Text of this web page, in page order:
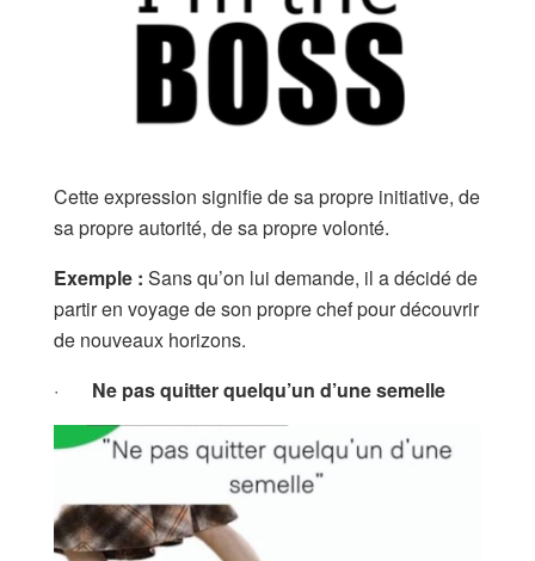
Cette expression signifie de sa propre initiative, de
sa propre autorité, de sa propre volonté.
Exemple : Sans qu’on lui demande, il a décidé de
partir en voyage de son propre chef pour découvrir
de nouveaux horizons.
· Ne pas quitter quelqu’un d’une semelle